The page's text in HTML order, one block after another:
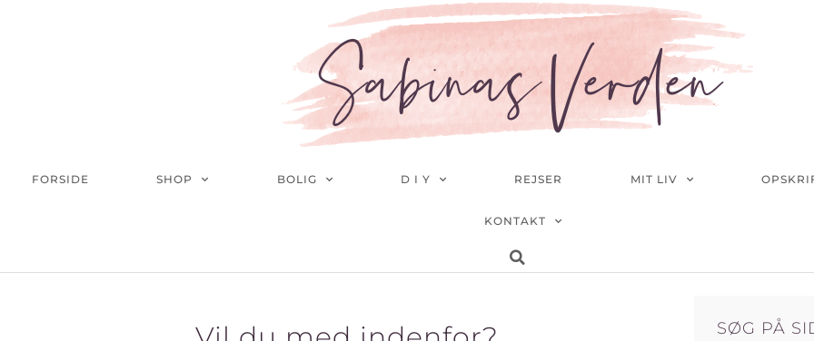
SabinasVerden
FORSIDE SHOP BOLIG D I Y REJSER MIT LIV
KONTAKT
SØG PÅ